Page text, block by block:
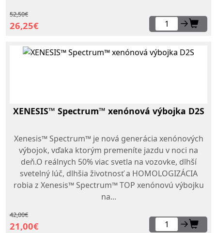
52,50€
26,25€ →
XENESIS™ Spectrum™ xenónová výbojka D2S
Xenesis™ Spectrum™ je nová generácia xenónových
výbojok, vďaka ktorým premeníte jazdu v noci na
deň.O reálnych 50% viac svetla na vozovke, dlhší
svetelný lúč, dlhšia životnosť a HOMOLOGIZÁCIA
robia z Xenesis™ Spectrum™ TOP xenónovú výbojku
na...
42,00€
21,00€ →